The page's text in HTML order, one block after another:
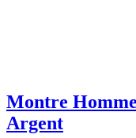
Montre
Argent